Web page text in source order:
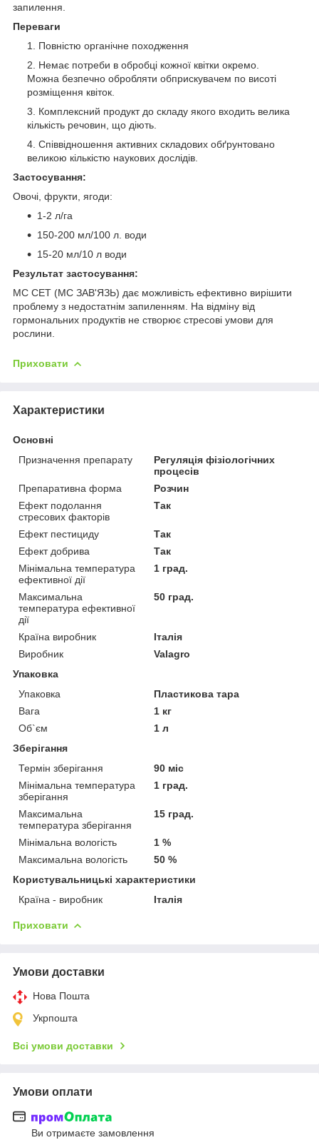
запилення.
Переваги
Повністю органічне походження
Немає потреби в обробці кожної квітки окремо.
Можна безпечно обробляти обприскувачем по висоті
розміщення квіток.
Комплексний продукт до складу якого входить велика
кількість речовин, що діють.
Співвідношення активних складових обґрунтовано
великою кількістю наукових дослідів.
Застосування:
Овочі, фрукти, ягоди:
1-2 л/га
150-200 мл/100 л. води
15-20 мл/10 л води
Результат застосування:
МС СЕТ (МС ЗАВ'ЯЗЬ) дає можливість ефективно вирішити
проблему з недостатнім запиленням. На відміну від
гормональних продуктів не створює стресові умови для
рослини.
Приховати
Характеристики
Основні
Призначення препарату
Регуляція фізіологічних
процесів
Препаративна форма
Розчин
Ефект подолання
стресових факторів
Так
Ефект пестициду
Так
Ефект добрива
Так
Мінімальна температура
ефективної дії
1 град.
Максимальна
температура ефективної
дії
50 град.
Країна виробник
Італія
Виробник
Valagro
Упаковка
Упаковка
Пластикова тара
Вага
1 кг
Об`єм
1 л
Зберігання
Термін зберігання
90 міс
Мінімальна температура
зберігання
1 град.
Максимальна
температура зберігання
15 град.
Мінімальна вологість
1 %
Максимальна вологість
50 %
Користувальницькі характеристики
Країна - виробник
Італія
Приховати
Умови доставки
Нова Пошта
Укрпошта
Всі умови доставки
Умови оплати
Ви отримаєте замовлення